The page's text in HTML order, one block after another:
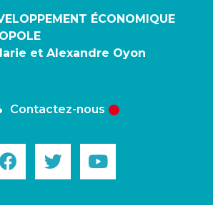
ÉCONOMIQUE
et Alexandre Oyon
Contactez-nous